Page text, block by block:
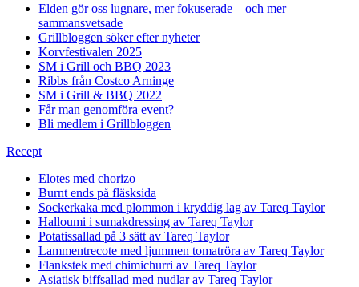
Elden gör oss lugnare, mer fokuserade – och mer
sammansvetsade
Grillbloggen söker efter nyheter
Korvfestivalen 2025
SM i Grill och BBQ 2023
Ribbs från Costco Arninge
SM i Grill & BBQ 2022
Får man genomföra event?
Bli medlem i Grillbloggen
Recept
Elotes med chorizo
Burnt ends på fläsksida
Sockerkaka med plommon i kryddig lag av Tareq Taylor
Halloumi i sumakdressing av Tareq Taylor
Potatissallad på 3 sätt av Tareq Taylor
Lammentrecote med ljummen tomatröra av Tareq Taylor
Flankstek med chimichurri av Tareq Taylor
Asiatisk biffsallad med nudlar av Tareq Taylor